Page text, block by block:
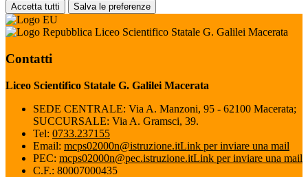
Accetta tutti Salva le preferenze
Liceo Scientifico Statale G. Galilei Macerata
Contatti
Liceo Scientifico Statale G. Galilei Macerata
SEDE CENTRALE: Via A. Manzoni, 95 - 62100 Macerata;
SUCCURSALE: Via A. Gramsci, 39.
Tel: 0733.237155
Email: mcps02000n@istruzione.itLink per inviare una mail
PEC: mcps02000n@pec.istruzione.itLink per inviare una mail
C.F.: 80007000435